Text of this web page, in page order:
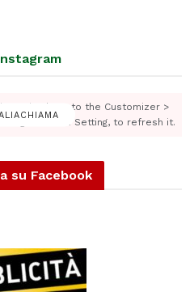
expired, Go to the Customizer >
Feed Setting, to refresh it.
su Facebook